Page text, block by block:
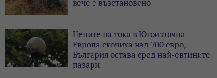
вече е възстановено
Цените на тока в Югоизточна
Европа скочиха над 700 евро,
България остава сред най-евтините
пазари